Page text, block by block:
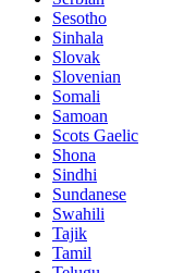
Sesotho
Sinhala
Slovak
Slovenian
Somali
Samoan
Scots Gaelic
Shona
Sindhi
Sundanese
Swahili
Tajik
Tamil